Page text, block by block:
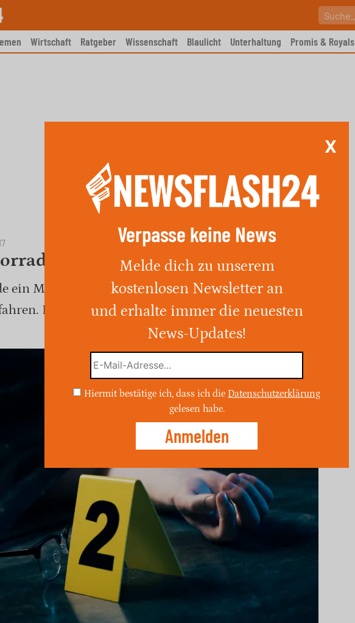
Wirtschaft Ratgeber Wissenschaft Blaulicht Unterhaltung Promis & Royals
angefahren
ein Motorradfahrer in Horath von einem weißen
Der Fahrer des Transporters flüchtete nach
X
Verpasse keine News
Melde dich zu unserem
kostenlosen Newsletter an
und erhalte immer die neuesten
News-Updates!
Hiermit bestätige ich, dass ich die Datenschutzerklärung
gelesen habe.